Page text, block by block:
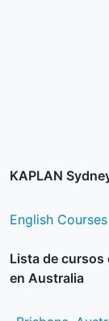
KAPLAN
English Courses
Lista de cursos
en Australia